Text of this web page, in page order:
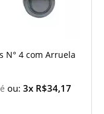
N° 4 com Arruela
ou: 3x R$34,17